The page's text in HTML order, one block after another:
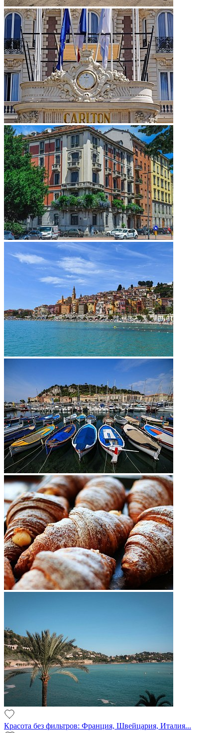
Красота без фильтров: Франция, Швейцария, Италия...